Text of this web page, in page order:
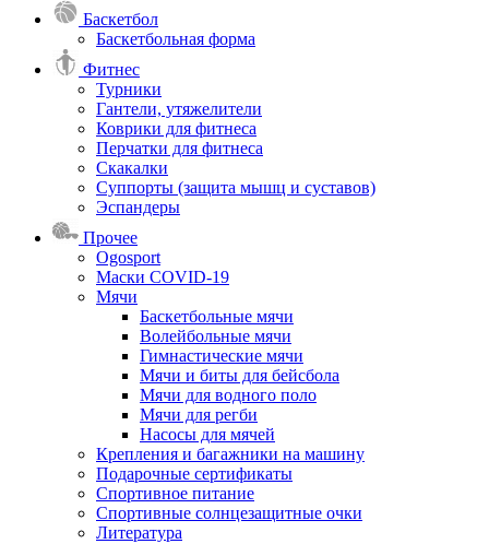
Баскетбол
Баскетбольная форма
Фитнес
Турники
Гантели, утяжелители
Коврики для фитнеса
Перчатки для фитнеса
Скакалки
Суппорты (защита мышц и суставов)
Эспандеры
Прочее
Ogosport
Маски COVID-19
Мячи
Баскетбольные мячи
Волейбольные мячи
Гимнастические мячи
Мячи и биты для бейсбола
Мячи для водного поло
Мячи для регби
Насосы для мячей
Крепления и багажники на машину
Подарочные сертификаты
Спортивное питание
Спортивные солнцезащитные очки
Литература